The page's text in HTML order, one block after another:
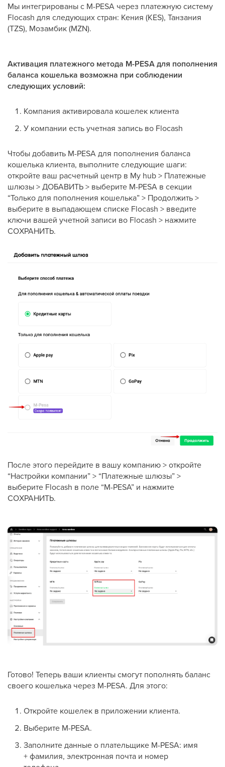
Мы интегрированы с M-PESA через платежную систему
Flocash для следующих стран: Кения (KES), Танзания
(TZS), Мозамбик (MZN).
Активация платежного метода M-PESA для пополнения
баланса кошелька возможна при соблюдении
следующих условий:
Компания активировала кошелек клиента
У компании есть учетная запись во Flocash
Чтобы добавить M-PESA для пополнения баланса
кошелька клиента, выполните следующие шаги:
откройте ваш расчетный центр в My hub > Платежные
шлюзы > ДОБАВИТЬ > выберите M-PESA в секции
“Только для пополнения кошелька” > Продолжить >
выберите в выпадающем списке Flocash > введите
ключи вашей учетной записи во Flocash > нажмите
СОХРАНИТЬ.
После этого перейдите в вашу компанию > откройте
“Настройки компании” > “Платежные шлюзы” >
выберите Flocash в поле “M-PESA” и нажмите
СОХРАНИТЬ.
Готово! Теперь ваши клиенты смогут пополнять баланс
своего кошелька через M-PESA. Для этого:
Откройте кошелек в приложении клиента.
Выберите M-PESA.
Заполните данные о плательщике M-PESA: имя
+ фамилия, электронная почта и номер